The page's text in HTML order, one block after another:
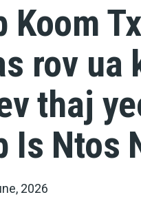
Koom
rov ua
thaj
Is Ntos
2026